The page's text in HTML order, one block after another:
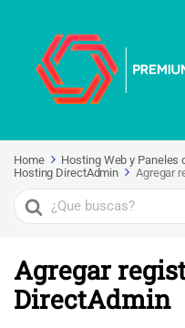
Home Hosting Web y Paneles
Hosting DirectAdmin
Agregar
Search
For
Agregar
DirectAdmin